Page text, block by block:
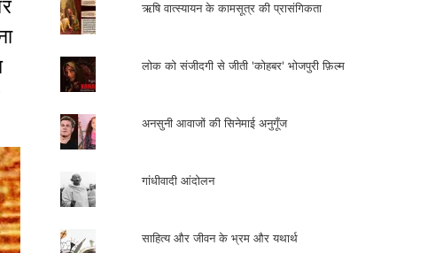
ऋषि वात्स्यायन के कामसूत्र की प्रासंगिकता
लोक को संजीदगी से जीती 'कोहबर' भोजपुरी फ़िल्म
अनसुनी आवाजों की सिनेमाई अनुगूँज
गांधीवादी आंदोलन
साहित्य और जीवन के भ्रम और यथार्थ